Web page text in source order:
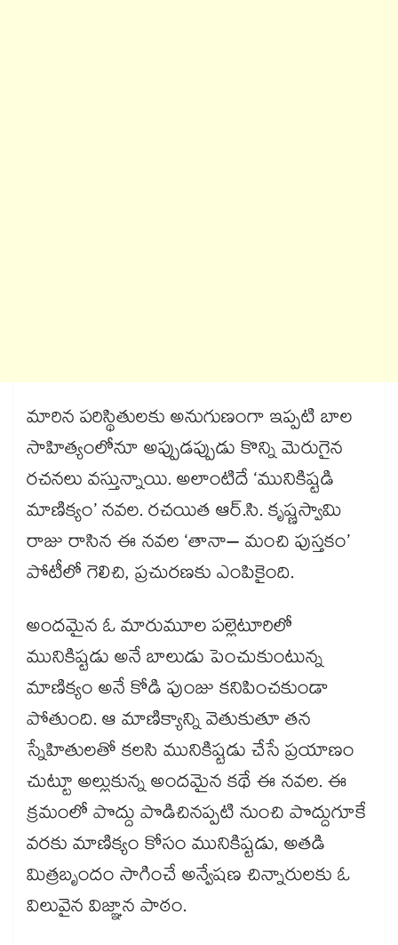
మారిన పరిస్థితులకు అనుగుణంగా ఇప్పటి బాల
సాహిత్యంలోనూ అప్పుడప్పుడు కొన్ని మెరుగైన
రచనలు వస్తున్నాయి. అలాంటిదే ‘మునికిష్టడి
మాణిక్యం’ నవల. రచయిత ఆర్​.సి. కృష్ణస్వామి
రాజు రాసిన ఈ నవల ‘తానా– మంచి పుస్తకం’
పోటీలో గెలిచి, ప్రచురణకు ఎంపికైంది.
అందమైన ఓ మారుమూల పల్లెటూరిలో
మునికిష్టడు అనే బాలుడు పెంచుకుంటున్న
మాణిక్యం అనే కోడి పుంజు కనిపించకుండా
పోతుంది. ఆ మాణిక్యాన్ని వెతుకుతూ తన
స్నేహితులతో కలసి మునికిష్టడు చేసే ప్రయాణం
చుట్టూ అల్లుకున్న అందమైన కథే ఈ నవల. ఈ
క్రమంలో పొద్దు పొడిచినప్పటి నుంచి పొద్దుగూకే
వరకు మాణిక్యం కోసం మునికిష్టడు, అతడి
మిత్రబృందం సాగించే అన్వేషణ చిన్నారులకు ఓ
విలువైన విజ్ఞాన పాఠం.